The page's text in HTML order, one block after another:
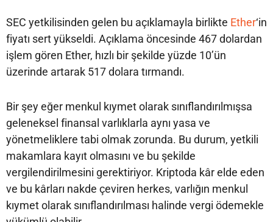
SEC yetkilisinden gelen bu açıklamayla birlikte Ether‘in
fiyatı sert yükseldi. Açıklama öncesinde 467 dolardan
işlem gören Ether, hızlı bir şekilde yüzde 10’ün
üzerinde artarak 517 dolara tırmandı.
Bir şey eğer menkul kıymet olarak sınıflandırılmışsa
geleneksel finansal varlıklarla aynı yasa ve
yönetmeliklere tabi olmak zorunda. Bu durum, yetkili
makamlara kayıt olmasını ve bu şekilde
vergilendirilmesini gerektiriyor. Kriptoda kâr elde eden
ve bu kârları nakde çeviren herkes, varlığın menkul
kıymet olarak sınıflandırılması halinde vergi ödemekle